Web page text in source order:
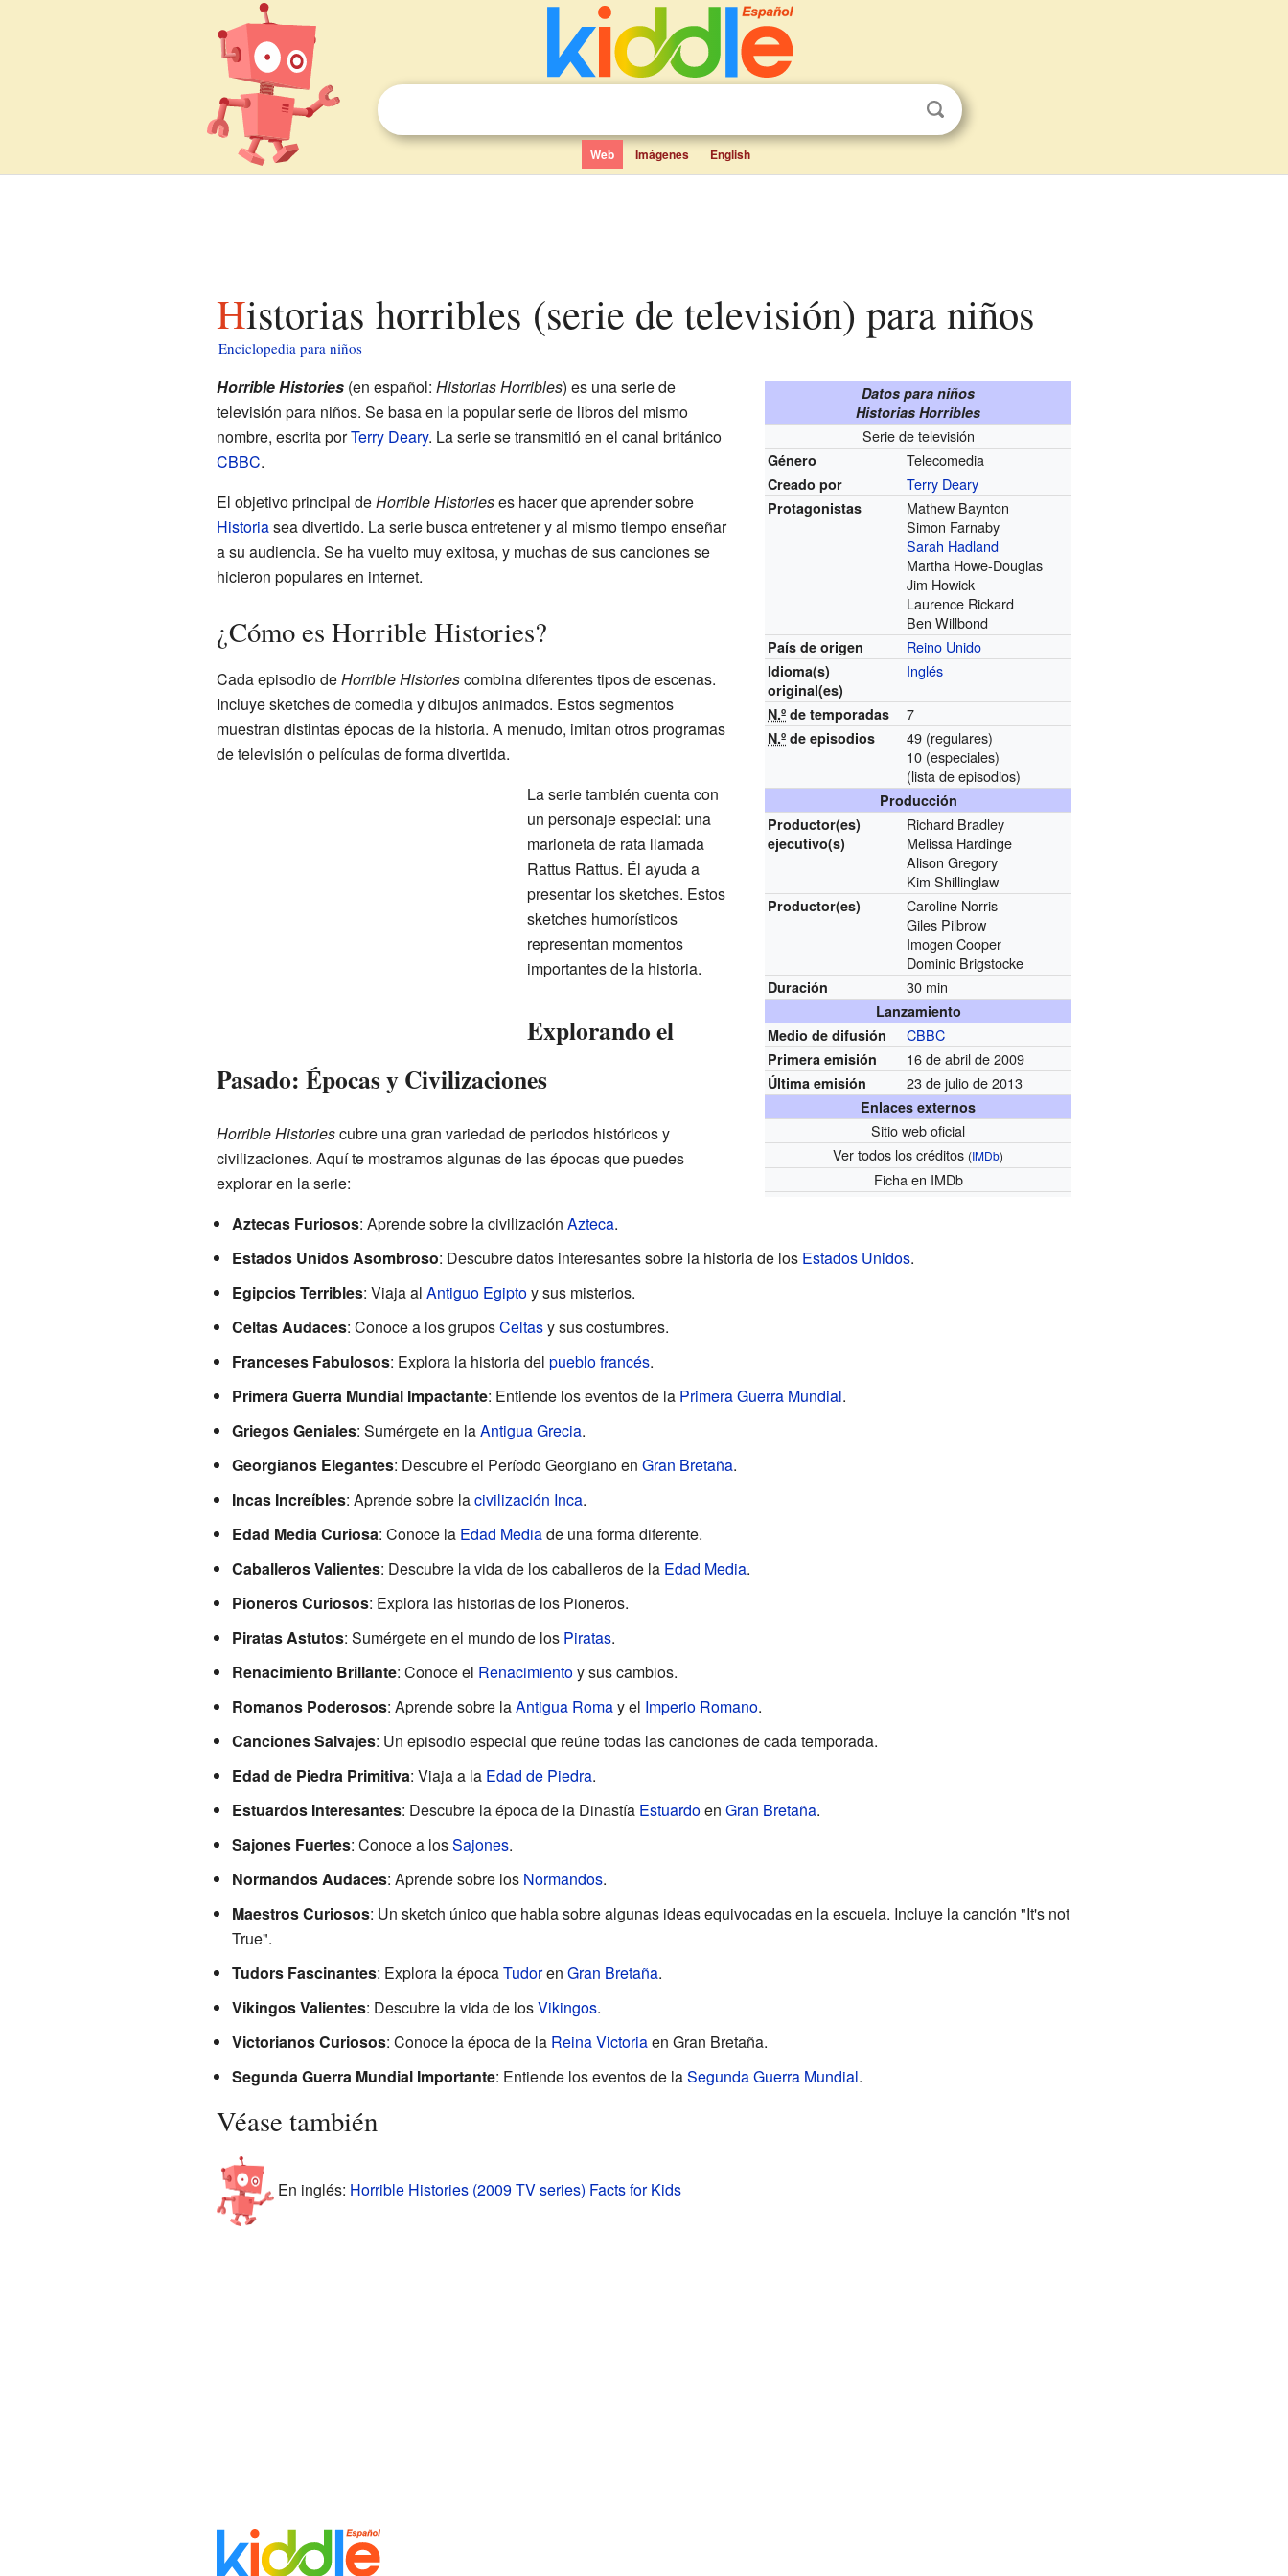
Web Imágenes English
Historias horribles (serie de televisión) para niños
Enciclopedia para niños
Datos para niños
Historias Horribles
Serie de televisión
Género Telecomedia
Creado por Terry Deary
Protagonistas
Mathew Baynton
Simon Farnaby
Sarah Hadland
Martha Howe-Douglas
Jim Howick
Laurence Rickard
Ben Willbond
País de origen Reino Unido
Idioma(s)
original(es)
Inglés
N.º de temporadas 7
N.º de episodios
49 (regulares)
10 (especiales)
(lista de episodios)
Producción
Productor(es)
ejecutivo(s)
Richard Bradley
Melissa Hardinge
Alison Gregory
Kim Shillinglaw
Productor(es)
Caroline Norris
Giles Pilbrow
Imogen Cooper
Dominic Brigstocke
Duración 30 min
Lanzamiento
Medio de difusión
CBBC
Primera emisión 16 de abril de 2009
Última emisión 23 de julio de 2013
Enlaces externos
Sitio web oficial
Ver todos los créditos (IMDb)
Fichaen IMDb
Horrible Histories(en español: Historias Horribles) es una serie de
televisión para niños. Se basa en la popular serie de libros del mismo
nombre, escrita porTerry Deary. La serie se transmitió en el canal británico
CBBC.
El objetivo principal deHorrible Historieses hacer que aprender sobre
Historiasea divertido. La serie busca entretener y al mismo tiempo enseñar
a su audiencia. Se ha vuelto muy exitosa, y muchas de sus canciones se
hicieron populares en internet.
¿Cómo es Horrible Histories?
Cada episodio deHorrible Historiescombina diferentes tipos de escenas.
Incluye sketches de comedia y dibujos animados. Estos segmentos
muestran distintas épocas de la historia. A menudo, imitan otros programas
de televisión o películas de forma divertida.
La serie también cuenta con
un personaje especial: una
marioneta de rata llamada
Rattus Rattus. Él ayuda a
presentar los sketches. Estos
sketches humorísticos
representan momentos
importantes de la historia.
Explorando el
Pasado: Épocas y Civilizaciones
Horrible Historiescubre una gran variedad de periodos históricos y
civilizaciones. Aquí te mostramos algunas de las épocas que puedes
explorar en la serie:
Aztecas Furiosos: Aprende sobre la civilización Azteca.
Estados Unidos Asombroso: Descubre datos interesantes sobre la historia de los Estados Unidos.
Egipcios Terribles: Viaja al Antiguo Egiptoy sus misterios.
Celtas Audaces: Conoce a los gruposCeltasy sus costumbres.
Franceses Fabulosos: Explora la historia del pueblo francés.
Primera Guerra Mundial Impactante: Entiende los eventos de la Primera Guerra Mundial.
Griegos Geniales: Sumérgete en laAntigua Grecia.
Georgianos Elegantes: Descubre el Período Georgiano en Gran Bretaña.
Incas Increíbles: Aprende sobre lacivilización Inca.
Edad Media Curiosa: Conoce la Edad Mediade una forma diferente.
Caballeros Valientes: Descubre la vida de los caballeros de la Edad Media.
Pioneros Curiosos: Explora las historias de los Pioneros.
Piratas Astutos: Sumérgete en el mundo de los Piratas.
Renacimiento Brillante: Conoce el Renacimientoy sus cambios.
Romanos Poderosos: Aprende sobre laAntigua Romay el Imperio Romano.
Canciones Salvajes: Un episodio especial que reúne todas las canciones de cada temporada.
Edad de Piedra Primitiva: Viaja a la Edad de Piedra.
Estuardos Interesantes: Descubre la época de la Dinastía Estuardoen Gran Bretaña.
Sajones Fuertes: Conoce a losSajones.
Normandos Audaces: Aprende sobre los Normandos.
Maestros Curiosos: Un sketch único que habla sobre algunas ideas equivocadas en la escuela. Incluye la canción "It's not
True".
Tudors Fascinantes: Explora la épocaTudoren Gran Bretaña.
Vikingos Valientes: Descubre la vida de losVikingos.
Victorianos Curiosos: Conoce la época de la Reina Victoriaen Gran Bretaña.
Segunda Guerra Mundial Importante: Entiende los eventos de laSegunda Guerra Mundial.
Véase también
En inglés: Horrible Histories (2009 TV series) Facts for Kids